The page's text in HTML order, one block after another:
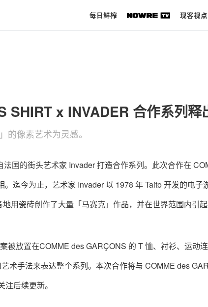
每日鲜榨 现客视点
每日栏目
科 技
SHIRT x INVADER 合作系列释
的像素艺术为灵感。
国的街头艺术家 Invader 打造合作系列。此次合作在
迄今为止，艺术家 Invader 以 1978 年 Taito 开发的电子
用瓷砖创作了大量「马赛克」作品，并在世界范围内引起
被放置在COMME des GARÇONS 的 T 恤、衬衫、运动
术手法来表达整个系列。本次合作将与 COMME des
后续更新。